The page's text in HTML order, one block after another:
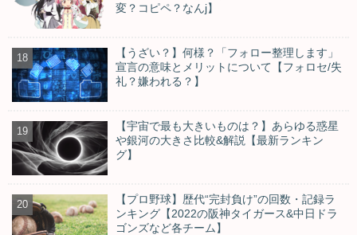
変？コピペ？なんj】
【うざい？】何様？「フォロー整理します」
宣言の意味とメリットについて【フォロセ/失
礼？嫌われる？】
【宇宙で最も大きいものは？】あらゆる惑星
や銀河の大きさ比較&解説【最新ランキン
グ】
【プロ野球】歴代“完封負け”の回数・記録ラ
ンキング【2022の阪神タイガース&中日ドラ
ゴンズなど各チーム】